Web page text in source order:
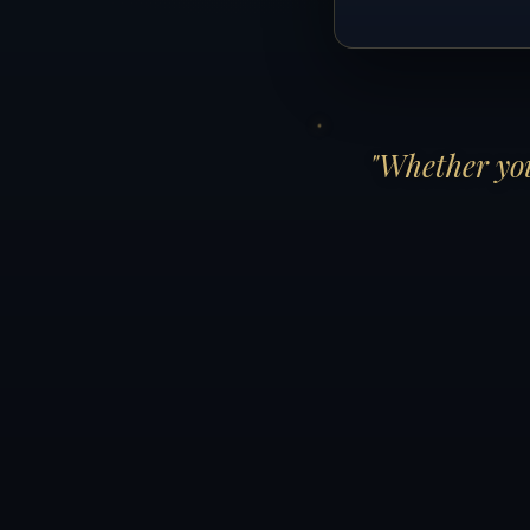
"Whether